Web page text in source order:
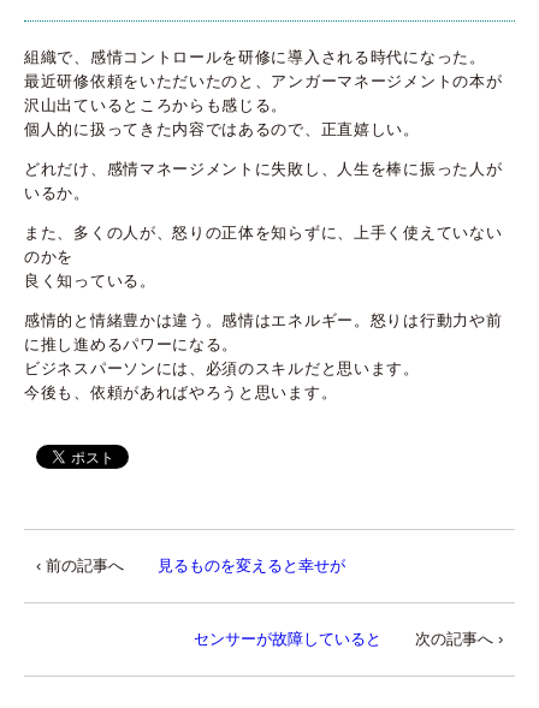
組織で、感情コントロールを研修に導入される時代になった。
最近研修依頼をいただいたのと、アンガーマネージメントの本が
沢山出ているところからも感じる。
個人的に扱ってきた内容ではあるので、正直嬉しい。
どれだけ、感情マネージメントに失敗し、人生を棒に振った人が
いるか。
また、多くの人が、怒りの正体を知らずに、上手く使えていない
のかを
良く知っている。
感情的と情緒豊かは違う。感情はエネルギー。怒りは行動力や前
に推し進めるパワーになる。
ビジネスパーソンには、必須のスキルだと思います。
今後も、依頼があればやろうと思います。
‹ 前の記事へ 見るものを変えると幸せが
センサーが故障していると 次の記事へ ›